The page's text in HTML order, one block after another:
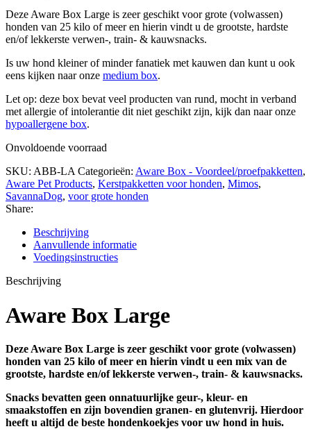
Deze Aware Box Large is zeer geschikt voor grote (volwassen)
honden van 25 kilo of meer en hierin vindt u de grootste, hardste
en/of lekkerste verwen-, train- & kauwsnacks.
Is uw hond kleiner of minder fanatiek met kauwen dan kunt u ook
eens kijken naar onze medium box.
Let op: deze box bevat veel producten van rund, mocht in verband
met allergie of intolerantie dit niet geschikt zijn, kijk dan naar onze
hypoallergene box.
Onvoldoende voorraad
SKU: ABB-LA Categorieën: Aware Box - Voordeel/proefpakketten,
Aware Pet Products, Kerstpakketten voor honden, Mimos,
SavannaDog, voor grote honden
Share:
Beschrijving
Aanvullende informatie
Voedingsinstructies
Beschrijving
Aware Box Large
Deze Aware Box Large is zeer geschikt voor grote (volwassen)
honden van 25 kilo of meer en hierin vindt u een mix van de
grootste, hardste en/of lekkerste verwen-, train- & kauwsnacks.
Snacks bevatten geen onnatuurlijke geur-, kleur- en
smaakstoffen en zijn bovendien granen- en glutenvrij. Hierdoor
heeft u altijd de beste hondenkoekjes voor uw hond in huis.